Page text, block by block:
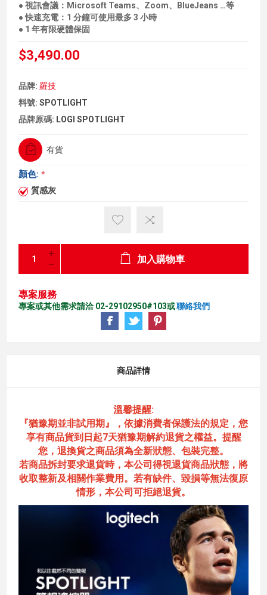
● 視訊會議：Microsoft Teams、Zoom、BlueJeans …等
● 快速充電：1 分鐘可使用最多 3 小時
● 1 年有限硬體保固
$3,490.00
品牌: 羅技
料號: SPOTLIGHT
品牌原碼: LOGI SPOTLIGHT
有貨
顏色: *
質感灰
加入購物車
專案服務
專案或其他需求請洽 02-29102950#103或聯絡我們
商品詳情
溫馨提醒:
『猶豫期並非試用期』，依據消費者保護法的規定，您
享有商品貨到日起7天猶豫期解約退貨之權益。提醒
您，退換貨之商品須為全新狀態、包裝完整。
若商品拆封要求退貨時，本公司得視退貨商品狀態，將
收取整新及相關作業費用。若有缺件、毀損等無法復原
情形，本公司可拒絕退貨。